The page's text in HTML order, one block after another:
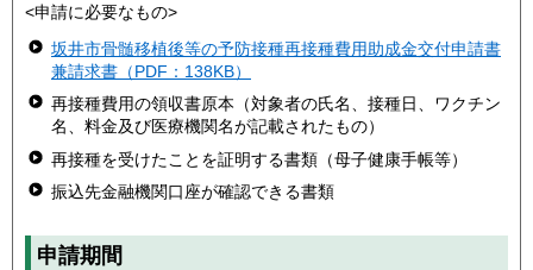
<申請に必要なもの>
坂井市骨髄移植後等の予防接種再接種費用助成金交付申請書
兼請求書（PDF：138KB）
再接種費用の領収書原本（対象者の氏名、接種日、ワクチン
名、料金及び医療機関名が記載されたもの）
再接種を受けたことを証明する書類（母子健康手帳等）
振込先金融機関口座が確認できる書類
申請期間